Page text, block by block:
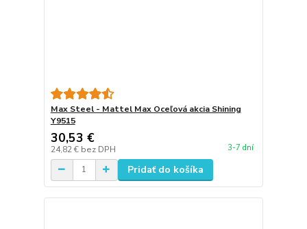
Max Steel - Mattel Max Oceľová akcia Shining
Y9515
30,53 €
24,82 € bez DPH 3-7 dní
Pridať do košíka